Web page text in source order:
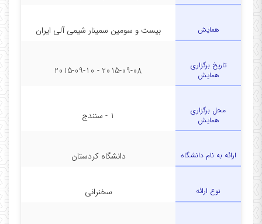
همایش بیست و سومین سمینار شیمی آلی ایران
تاریخ برگزاری
همایش
2015-09-08 - 2015-09-10
محل برگزاری
همایش
1 - سنندج
ارائه به نام دانشگاه دانشگاه کردستان
نوع ارائه سخنرانی